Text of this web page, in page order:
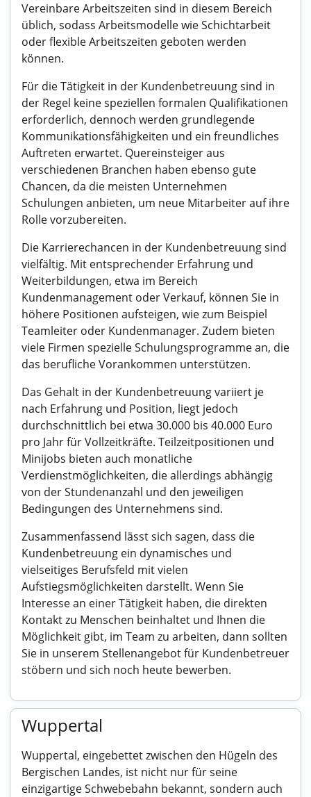
Vereinbare Arbeitszeiten sind in diesem Bereich
üblich, sodass Arbeitsmodelle wie Schichtarbeit
oder flexible Arbeitszeiten geboten werden
können.
Für die Tätigkeit in der Kundenbetreuung sind in
der Regel keine speziellen formalen Qualifikationen
erforderlich, dennoch werden grundlegende
Kommunikationsfähigkeiten und ein freundliches
Auftreten erwartet. Quereinsteiger aus
verschiedenen Branchen haben ebenso gute
Chancen, da die meisten Unternehmen
Schulungen anbieten, um neue Mitarbeiter auf ihre
Rolle vorzubereiten.
Die Karrierechancen in der Kundenbetreuung sind
vielfältig. Mit entsprechender Erfahrung und
Weiterbildungen, etwa im Bereich
Kundenmanagement oder Verkauf, können Sie in
höhere Positionen aufsteigen, wie zum Beispiel
Teamleiter oder Kundenmanager. Zudem bieten
viele Firmen spezielle Schulungsprogramme an, die
das berufliche Vorankommen unterstützen.
Das Gehalt in der Kundenbetreuung variiert je
nach Erfahrung und Position, liegt jedoch
durchschnittlich bei etwa 30.000 bis 40.000 Euro
pro Jahr für Vollzeitkräfte. Teilzeitpositionen und
Minijobs bieten auch monatliche
Verdienstmöglichkeiten, die allerdings abhängig
von der Stundenanzahl und den jeweiligen
Bedingungen des Unternehmens sind.
Zusammenfassend lässt sich sagen, dass die
Kundenbetreuung ein dynamisches und
vielseitiges Berufsfeld mit vielen
Aufstiegsmöglichkeiten darstellt. Wenn Sie
Interesse an einer Tätigkeit haben, die direkten
Kontakt zu Menschen beinhaltet und Ihnen die
Möglichkeit gibt, im Team zu arbeiten, dann sollten
Sie in unserem Stellenangebot für Kundenbetreuer
stöbern und sich noch heute bewerben.
Wuppertal
Wuppertal, eingebettet zwischen den Hügeln des
Bergischen Landes, ist nicht nur für seine
einzigartige Schwebebahn bekannt, sondern auch